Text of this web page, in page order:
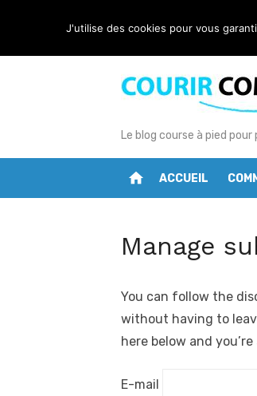
content
Le blog course à pied
home ACCUEIL
Manage
You can follow the
without having to
here below and you’re
E-mail
J'utilise des cookies pour vous